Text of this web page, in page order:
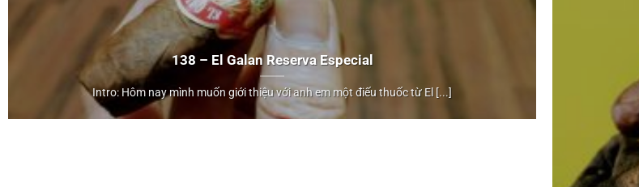
138 – El Galan Reserva Especial
Intro: Hôm nay mình muốn giới thiệu với anh em một điếu thuốc từ El [...]
Liga Privada
Drew Estate